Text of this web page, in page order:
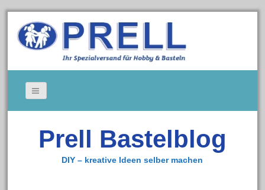
Gedeckte Tische
Kerzen
Prell Bastelblog
DIY – kreative Ideen selber machen